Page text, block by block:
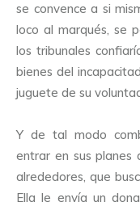
se convence a si
loco al marqués, se
los tribunales
bienes del
juguete de su
Y de tal modo
entrar en sus planes
alrededores, que
Ella le envía un